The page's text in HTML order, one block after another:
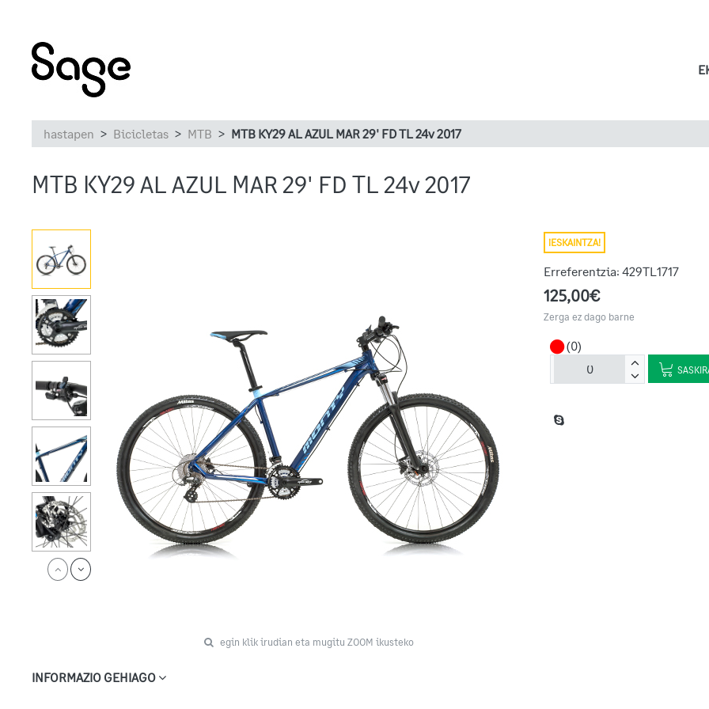
hastapen Bicicletas MTB MTB KY29 AL AZUL MAR 29' FD TL 24v 2017
MTB KY29 AL AZUL MAR 29' FD TL 24v 2017
egin klik irudian eta mugitu ZOOM ikusteko
¡ESKAINTZA!
Erreferentzia: 429TL1717
125,00€
Zerga ez dago barne
(0)
INFORMAZIO GEHIAGO